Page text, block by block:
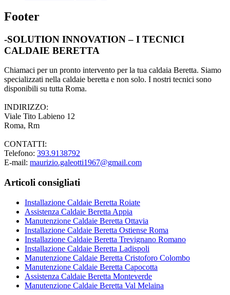
Footer
-SOLUTION INNOVATION – I TECNICI
CALDAIE BERETTA
Chiamaci per un pronto intervento per la tua caldaia Beretta. Siamo
specializzati nella caldaie beretta e non solo. I nostri tecnici sono
disponibili su tutta Roma.
INDIRIZZO:
Viale Tito Labieno 12
Roma, Rm
CONTATTI:
Telefono: 393.9138792
E-mail: maurizio.galeotti1967@gmail.com
Articoli consigliati
Installazione Caldaie Beretta Roiate
Assistenza Caldaie Beretta Appia
Manutenzione Caldaie Beretta Ottavia
Installazione Caldaie Beretta Ostiense Roma
Installazione Caldaie Beretta Trevignano Romano
Installazione Caldaie Beretta Ladispoli
Manutenzione Caldaie Beretta Cristoforo Colombo
Manutenzione Caldaie Beretta Capocotta
Assistenza Caldaie Beretta Monteverde
Manutenzione Caldaie Beretta Val Melaina